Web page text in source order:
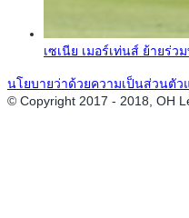
เซเนีย เมอร์เท่นส์ ย้ายร่ว
นโยบายว่าด้วยความเป็นส่วนตัว
© Copyright 2017 - 2018, OH